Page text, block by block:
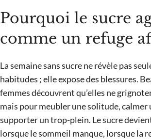
Pourquoi le sucre
comme un refuge
La semaine sans sucre ne révèle pas
habitudes ; elle expose des blessures.
femmes découvrent qu’elles ne
mais pour meubler une solitude,
supporter un trop-plein. Le sucre
lorsque le sommeil manque, lorsque la